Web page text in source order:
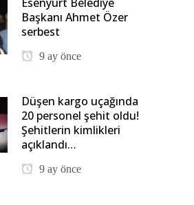
Başkanı Ahmet Özer
serbest
9 ay önce
Düşen kargo uçağında
20 personel şehit oldu!
Şehitlerin kimlikleri
açıklandı…
9 ay önce